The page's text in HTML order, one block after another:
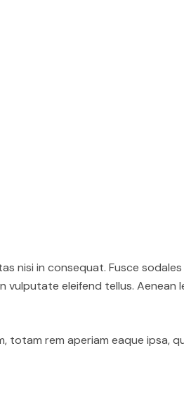
nisi in consequat. Fusce
vulputate eleifend tellus.
rem aperiam eaque ipsa,